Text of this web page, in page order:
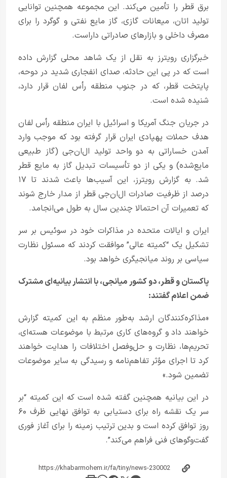
برق قطر را تأمین می‌کند. این مجموعه همچنین توانایی
تولید اتان، میعانات گازی، گاز مایع نفتی و گوگرد را برای
مصرف داخلی و بازارهای صادراتی داراست.
خبرگزاری رویترز به نقل از یک شاهد محلی گزارش داده
است که در پی این حادثه، صدای انفجاری شدید در دوحه،
پایتخت قطر، که در جنوب منطقه رأس لفان قرار دارد،
شنیده شده است.
در جریان جنگ آمریکا و اسرائیل با ایران منطقه رأس لفان
هدف حملات پهپادی ایران قرار گرفته بود که موجب وارد
آمدن خساراتی به دو واحد تولید ال‌ان‌جی (گاز طبیعی
مایع‌شده) و یکی از دو تأسیسات تبدیل گاز به مایع قطر
شد. به گزارش رویترز، این آسیب‌ها باعث شدند تا ۱۷
درصد از ظرفیت صادرات ال‌ان‌جی قطر از مدار خارج شوند
که تعمیرات آن احتمالا چندین سال به طول می‌انجامد.
ایران و ایالات متحده در مذاکرات خود در سوئیس بر سر
تشکیل یک “کمیته عالی” موافقت کردند که مسئول نظارت
سیاسی بر روند میانجیگری خواهد بود.
پاکستان و قطر، دو کشور میانجی، با انتشار بیانیه‌ای مشترک
ضمن اعلام گفتند:
«مذاکره‌کنندگان ارشد به‌طور منظم به این کمیته گزارش
خواهند داد و گروه‌های کاری مرتبط با موضوعات هسته‌ای،
تحریم‌ها، نظارت و حل‌وفصل اختلافات را هدایت خواهند
کرد تا اجرای مؤثر تفاهم‌نامه و رسیدگی به سایر موضوعات
تضمین شود.»
در این بیانیه همچنین گفته شده است که این کمیته “بر
سر یک نقشه راه برای دستیابی به توافق نهایی ظرف ۶۰
روز توافق کرده است و بدین ترتیب زمینه را برای آغاز فوری
گفت‌وگوهای فنی فراهم می‌کند”.